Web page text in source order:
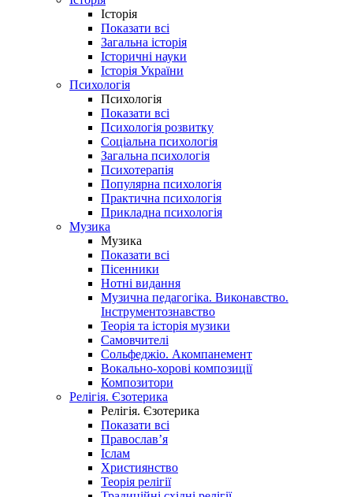
Історія
Показати всі
Загальна історія
Історичні науки
Історія України
Психологія
Психологія
Показати всі
Психологія розвитку
Соціальна психологія
Загальна психологія
Психотерапія
Популярна психологія
Практична психологія
Прикладна психологія
Музика
Музика
Показати всі
Пісенники
Нотні видання
Музична педагогіка. Виконавство.
Інструментознавство
Теорія та історія музики
Самовчителі
Сольфеджіо. Акомпанемент
Вокально-хорові композиції
Композитори
Релігія. Єзотерика
Релігія. Єзотерика
Показати всі
Православ’я
Іслам
Християнство
Теорія релігії